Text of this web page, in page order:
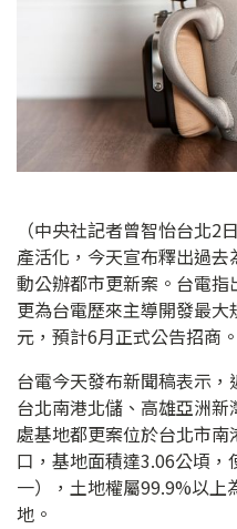
（中央社記者曾智怡台北2
產活化，今天宣布釋出過
動公辦都市更新案。台電指
更為台電歷來主導開發最
元，預計6月正式公告招商。
台電今天發布新聞稿表示
台北南港北儲、高雄亞洲
處基地都更案位於台北市
口，基地面積達3.06公頃
一），土地權屬99.9%以上
地。